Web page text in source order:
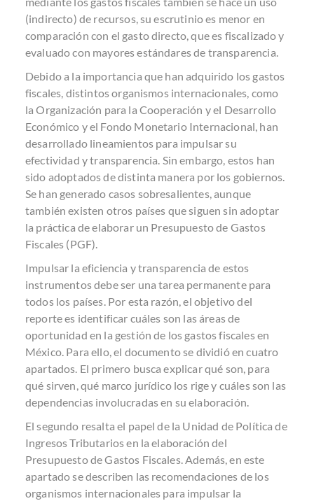
(indirecto) de recursos, su escrutinio es menor en
comparación con el gasto directo, que es fiscalizado y
evaluado con mayores estándares de transparencia.
Debido a la importancia que han adquirido los gastos
fiscales, distintos organismos internacionales, como
la Organización para la Cooperación y el Desarrollo
Económico y el Fondo Monetario Internacional, han
desarrollado lineamientos para impulsar su
efectividad y transparencia. Sin embargo, estos han
sido adoptados de distinta manera por los gobiernos.
Se han generado casos sobresalientes, aunque
también existen otros países que siguen sin adoptar
la práctica de elaborar un Presupuesto de Gastos
Fiscales (PGF).
Impulsar la eficiencia y transparencia de estos
instrumentos debe ser una tarea permanente para
todos los países. Por esta razón, el objetivo del
reporte es identificar cuáles son las áreas de
oportunidad en la gestión de los gastos fiscales en
México. Para ello, el documento se dividió en cuatro
apartados. El primero busca explicar qué son, para
qué sirven, qué marco jurídico los rige y cuáles son las
dependencias involucradas en su elaboración.
El segundo resalta el papel de la Unidad de Política de
Ingresos Tributarios en la elaboración del
Presupuesto de Gastos Fiscales. Además, en este
apartado se describen las recomendaciones de los
organismos internacionales para impulsar la